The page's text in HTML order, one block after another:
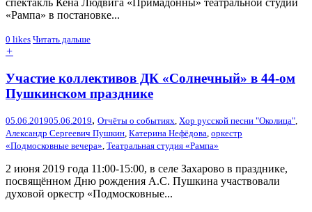
спектакль Кена Людвига «Примадонны» театральной студии
«Рампа» в постановке...
0 likes Читать дальше
+
Участие коллективов ДК «Солнечный» в 44-ом
Пушкинском празднике
05.06.201905.06.2019, Отчёты о событиях, Xор русской песни "Околица",
Александр Сергеевич Пушкин, Катерина Нефёдова, оркестр
«Подмосковные вечера», Театральная студия «Рампа»
2 июня 2019 года 11:00-15:00, в селе Захарово в празднике,
посвящённом Дню рождения А.С. Пушкина участвовали
духовой оркестр «Подмосковные...